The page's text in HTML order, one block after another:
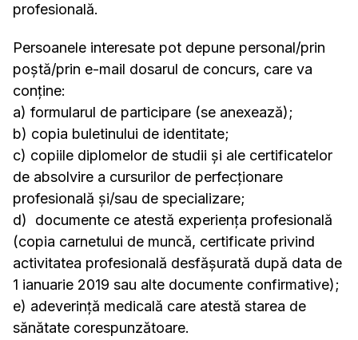
profesională.
Persoanele interesate pot depune personal/prin
poştă/prin e-mail dosarul de concurs, care va
conţine:
a) formularul de participare (se anexează);
b) copia buletinului de identitate;
c) copiile diplomelor de studii şi ale certificatelor
de absolvire a cursurilor de perfecţionare
profesională şi/sau de specializare;
d) documente ce atestă experiența profesională
(copia carnetului de muncă, certificate privind
activitatea profesională desfășurată după data de
1 ianuarie 2019 sau alte documente confirmative);
e) adeverință medicală care atestă starea de
sănătate corespunzătoare.